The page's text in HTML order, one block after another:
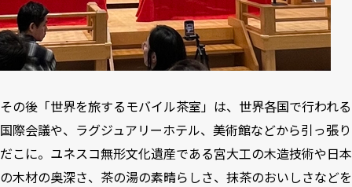
その後「世界を旅するモバイル茶室」は、世界各国で行われる
国際会議や、ラグジュアリーホテル、美術館などから引っ張り
だこに。ユネスコ無形文化遺産である宮大工の木造技術や日本
の木材の奥深さ、茶の湯の素晴らしさ、抹茶のおいしさなどを